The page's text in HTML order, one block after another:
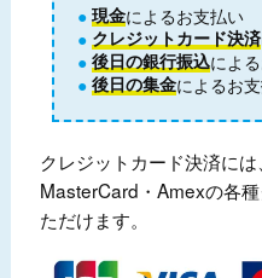
現金によるお支払い
クレジットカード決済
後日の銀行振込によ
後日の集金によるお
クレジットカード決済には
MasterCard・Amexの各
ただけます。